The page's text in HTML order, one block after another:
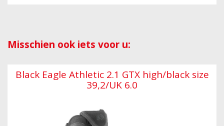
Misschien ook iets voor u:
Black Eagle Athletic 2.1 GTX high/black size
39,2/UK 6.0